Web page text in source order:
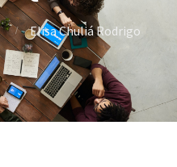
Elisa Chuliá Rodrigo